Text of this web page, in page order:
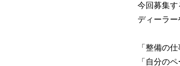
今回募集す
ディーラ
「整備の
「自分の